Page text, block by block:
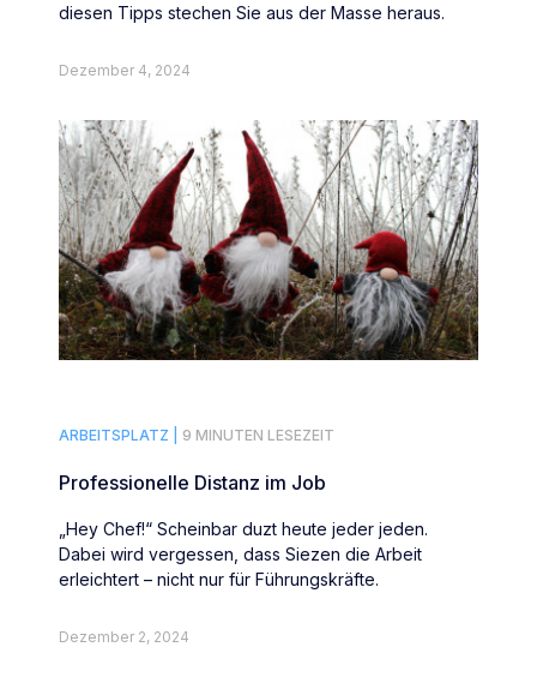
diesen Tipps stechen Sie aus der Masse heraus.
Dezember 4, 2024
ARBEITSPLATZ | 9 MINUTEN LESEZEIT
Professionelle Distanz im Job
„Hey Chef!“ Scheinbar duzt heute jeder jeden.
Dabei wird vergessen, dass Siezen die Arbeit
erleichtert – nicht nur für Führungskräfte.
Dezember 2, 2024